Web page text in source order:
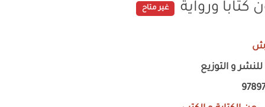
كتابا ورواية غير متاح
و التوزيع